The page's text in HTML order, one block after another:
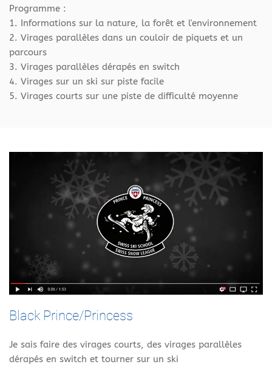
Programme :
1. Informations sur la nature, la forêt et l'environnement
2. Virages parallèles dans un couloir de piquets et un
parcours
3. Virages parallèles dérapés en switch
4. Virages sur un ski sur piste facile
5. Virages courts sur une piste de difficulté moyenne
Black Prince/Princess
Je sais faire des virages courts, des virages parallèles
dérapés en switch et tourner sur un ski